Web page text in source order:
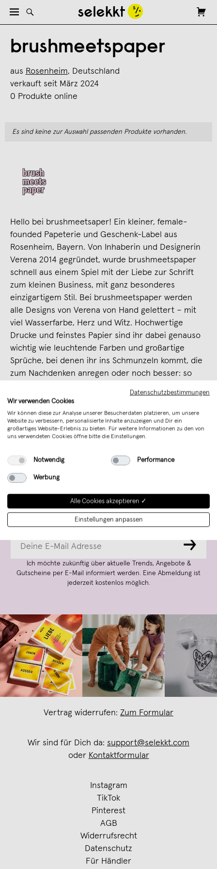
brushmeetspaper
aus Rosenheim, Deutschland
verkauft seit März 2024
0 Produkte online
Es sind keine zur Auswahl passenden Produkte vorhanden.
Hello bei brushmeetsaper! Ein kleiner, female-
founded Papeterie und Geschenk-Label aus
Rosenheim, Bayern. Von Inhaberin und Designerin
Verena 2014 gegründet, wurde brushmeetspaper
schnell aus einem Spiel mit der Liebe zur Schrift
zum kleinen Business, mit ganz besonderes
einzigartigem Stil. Bei brushmeetspaper werden
alle Designs von Verena von Hand gelettert – mit
viel Wasserfarbe, Herz und Witz. Hochwertige
Drucke und feinstes Papier sind ihr dabei genauso
wichtig wie leuchtende Farben und großartige
Sprüche, bei denen ihr ins Schmunzeln kommt, die
zum Nachdenken anregen oder noch besser: so
Aktionen und Updates
per E-Mail abonnieren
→
Ich möchte zukünftig über aktuelle Trends, Angebote &
Gutscheine per E-Mail informiert werden. Eine Abmeldung ist
jederzeit kostenlos möglich.
Vertrag widerrufen: Zum Formular
Wir sind für Dich da: support@selekkt.com
oder Kontaktformular
Instagram
TikTok
Pinterest
AGB
Widerrufsrecht
Datenschutz
Für Händler
Datenschutzbestimmungen
Wir verwenden Cookies
Wir können diese zur Analyse unserer Besucherdaten platzieren, um unsere
Website zu verbessern, personalisierte Inhalte anzuzeigen und Dir ein
großartiges Website-Erlebnis zu bieten. Für weitere Informationen zu den von
uns verwendeten Cookies öffne bitte die Einstellungen.
Notwendig Performance
Werbung
Alle Cookies akzeptieren ✓
Einstellungen anpassen